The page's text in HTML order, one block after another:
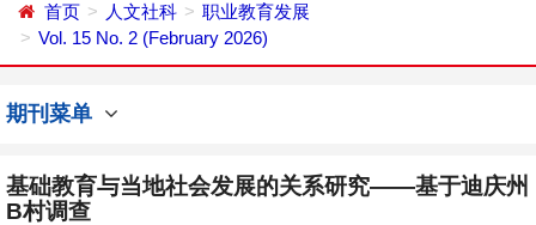
首页 人文社科
职业教育发展
Vol. 15 No. 2 (February 2026)
期刊菜单
基础教育与当地社会发展的关系研究——基于迪庆州
B村调查